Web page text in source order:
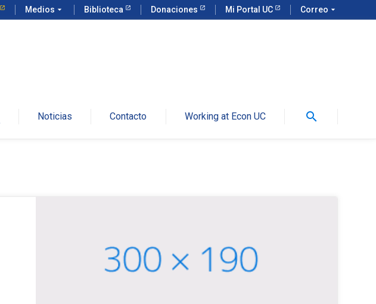
Medios arrow_drop_down Biblioteca Donaciones Mi Portal UC Correo arrow_drop_down
Noticias Contacto Working at Econ UC search